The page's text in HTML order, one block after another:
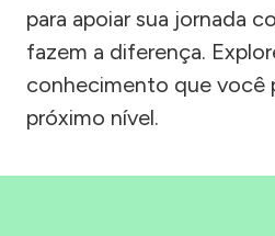
para apoiar sua jornada
fazem a diferença.
conhecimento que você
próximo nível.